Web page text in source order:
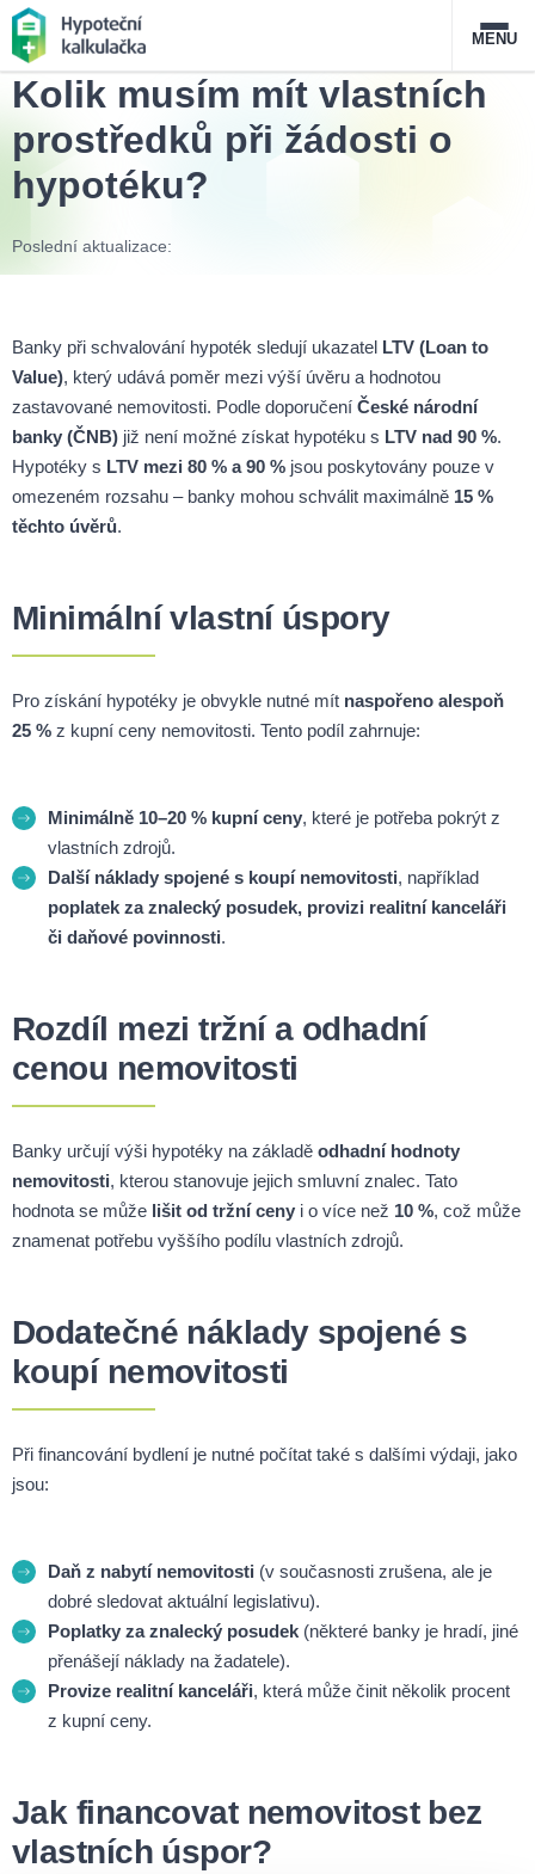
Nabídka hypoték
Magazín
Průvodce hypotékami
MENU
Kolik musím mít vlastních
prostředků při žádosti o
hypotéku?
Poslední aktualizace:
Banky při schvalování hypoték sledují ukazatel LTV (Loan to
Value), který udává poměr mezi výší úvěru a hodnotou
zastavované nemovitosti. Podle doporučení České národní
banky (ČNB) již není možné získat hypotéku s LTV nad 90 %.
Hypotéky s LTV mezi 80 % a 90 % jsou poskytovány pouze v
omezeném rozsahu – banky mohou schválit maximálně 15 %
těchto úvěrů.
Minimální vlastní úspory
Pro získání hypotéky je obvykle nutné mít naspořeno alespoň
25 % z kupní ceny nemovitosti. Tento podíl zahrnuje:
Minimálně 10–20 % kupní ceny, které je potřeba pokrýt z
vlastních zdrojů.
Další náklady spojené s koupí nemovitosti, například
poplatek za znalecký posudek, provizi realitní kanceláři
či daňové povinnosti.
Rozdíl mezi tržní a odhadní
cenou nemovitosti
Banky určují výši hypotéky na základě odhadní hodnoty
nemovitosti, kterou stanovuje jejich smluvní znalec. Tato
hodnota se může lišit od tržní ceny i o více než 10 %, což může
znamenat potřebu vyššího podílu vlastních zdrojů.
Dodatečné náklady spojené s
koupí nemovitosti
Při financování bydlení je nutné počítat také s dalšími výdaji, jako
jsou:
Daň z nabytí nemovitosti (v současnosti zrušena, ale je
dobré sledovat aktuální legislativu).
Poplatky za znalecký posudek (některé banky je hradí, jiné
přenášejí náklady na žadatele).
Provize realitní kanceláři, která může činit několik procent
z kupní ceny.
Jak financovat nemovitost bez
vlastních úspor?